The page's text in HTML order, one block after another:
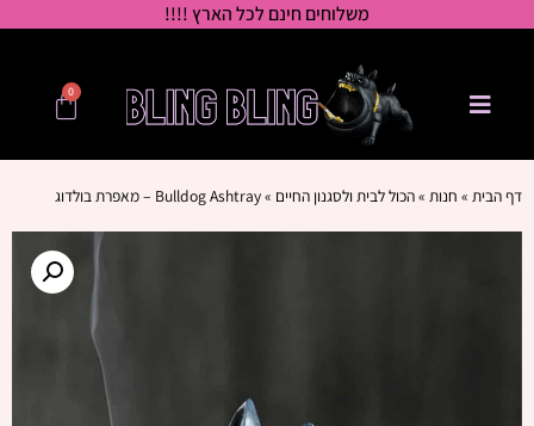
משלוחים חינם לכל הארץ !!!!
0
דף הבית » חנות »הכול לבית ולסגנון החיים »Bulldog Ashtray – מאפרת בולדוג